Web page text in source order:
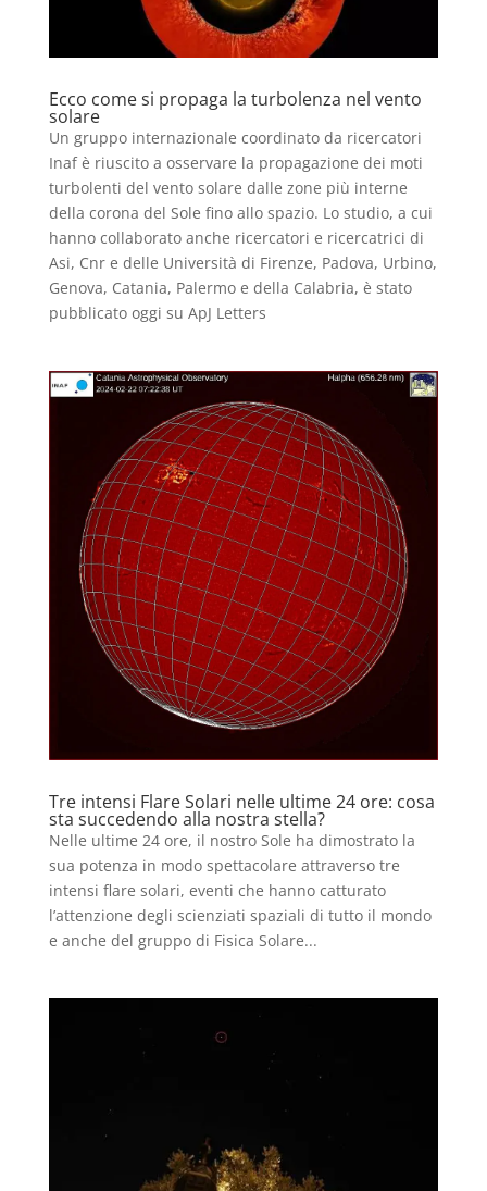
Ecco come si propaga la turbolenza nel vento
solare
Un gruppo internazionale coordinato da ricercatori
Inaf è riuscito a osservare la propagazione dei moti
turbolenti del vento solare dalle zone più interne
della corona del Sole fino allo spazio. Lo studio, a cui
hanno collaborato anche ricercatori e ricercatrici di
Asi, Cnr e delle Università di Firenze, Padova, Urbino,
Genova, Catania, Palermo e della Calabria, è stato
pubblicato oggi su ApJ Letters
Tre intensi Flare Solari nelle ultime 24 ore: cosa
sta succedendo alla nostra stella?
Nelle ultime 24 ore, il nostro Sole ha dimostrato la
sua potenza in modo spettacolare attraverso tre
intensi flare solari, eventi che hanno catturato
l’attenzione degli scienziati spaziali di tutto il mondo
e anche del gruppo di Fisica Solare...